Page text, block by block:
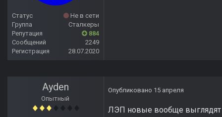
Статус
Не в сети
Группа
Сталкеры
Репутация
884
Сообщений
2249
Регистрация
28.07.2020
Ayden
Опытный
Опубликовано 15 апреля
ЛЭП новые вообще